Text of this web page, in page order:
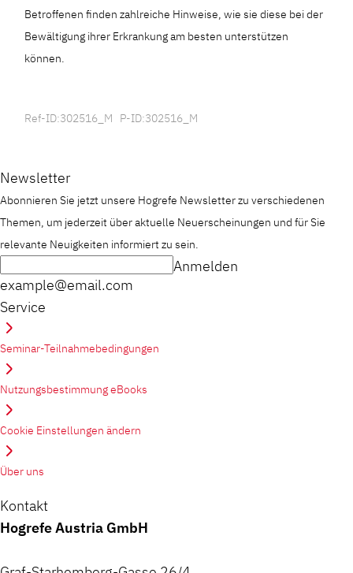
Betroffenen finden zahlreiche Hinweise, wie sie diese bei der
Bewältigung ihrer Erkrankung am besten unterstützen
können.
Ref-ID:302516_M P-ID:302516_M
Newsletter
Abonnieren Sie jetzt unsere Hogrefe Newsletter zu verschiedenen
Themen, um jederzeit über aktuelle Neuerscheinungen und für Sie
relevante Neuigkeiten informiert zu sein.
example@email.com
Anmelden
Service
Seminar-Teilnahmebedingungen
Nutzungsbestimmung eBooks
Cookie Einstellungen ändern
Über uns
Kontakt
Hogrefe Austria GmbH